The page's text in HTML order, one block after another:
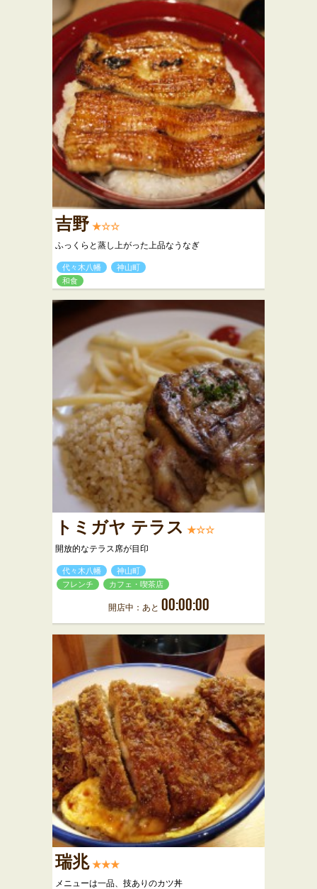
吉野 ★☆☆
ふっくらと蒸し上がった上品なうなぎ
代々木八幡
神山町
和食
トミガヤ テラス ★☆☆
開放的なテラス席が目印
代々木八幡
神山町
フレンチ
カフェ・喫茶店
開店中：あと 00:00:00
瑞兆 ★★★
メニューは一品、技ありのカツ丼